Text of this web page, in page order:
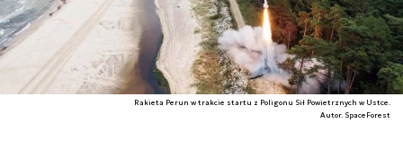
Rakieta Perun w trakcie startu z Poligonu Sił Powietrznych w Ustce.
Autor. SpaceForest